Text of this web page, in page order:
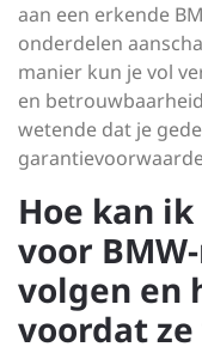
aan een erkende
onderdelen
manier kun je vol
en
wetende dat je
Hoe kan
voor
volgen en
voordat